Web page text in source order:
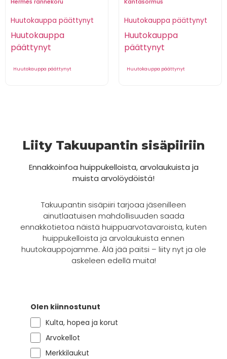
Huutokauppa päättynyt
Huutokauppa
päättynyt
Huutokauppa päättynyt
Huutokauppa päättynyt
Huutokauppa
päättynyt
Huutokauppa päättynyt
Liity Takuupantin sisäpiiriin
Ennakkoinfoa huippukelloista, arvolaukuista ja
muista arvolöydöistä!
Takuupantin sisäpiiri tarjoaa jäsenilleen
ainutlaatuisen mahdollisuuden saada
ennakkotietoa näistä huippuarvotavaroista, kuten
huippukelloista ja arvolaukuista ennen
huutokauppojamme. Älä jää paitsi – liity nyt ja ole
askeleen edellä muita!
Olen kiinnostunut
Kulta, hopea ja korut
Arvokellot
Merkkilaukut